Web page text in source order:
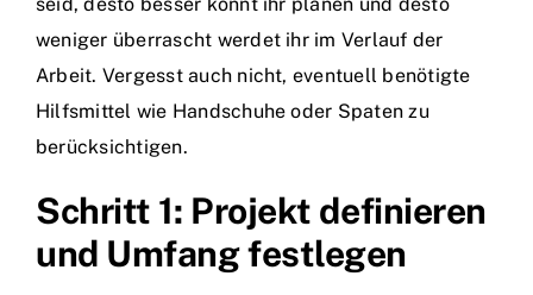
weniger überrascht werdet ihr im Verlauf der
Arbeit. Vergesst auch nicht, eventuell benötigte
Hilfsmittel wie Handschuhe oder Spaten zu
berücksichtigen.
Schritt 1: Projekt definieren
und Umfang festlegen